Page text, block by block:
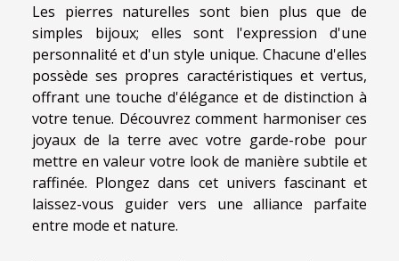
Les pierres naturelles sont bien plus que de
simples bijoux; elles sont l'expression d'une
personnalité et d'un style unique. Chacune d'elles
possède ses propres caractéristiques et vertus,
offrant une touche d'élégance et de distinction à
votre tenue. Découvrez comment harmoniser ces
joyaux de la terre avec votre garde-robe pour
mettre en valeur votre look de manière subtile et
raffinée. Plongez dans cet univers fascinant et
laissez-vous guider vers une alliance parfaite
entre mode et nature.